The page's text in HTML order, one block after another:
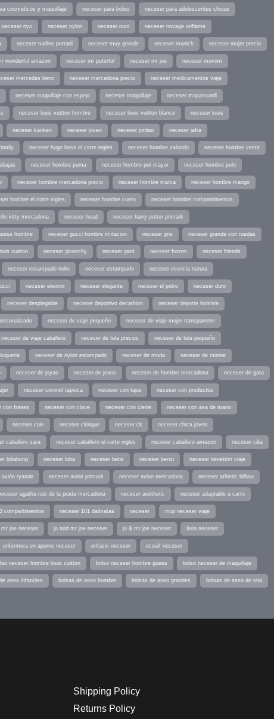
cosmeticos y maquillaje neceser para bolso neceser para adolescentes chicos
neceser nyx neceser nylon neceser nuni neceser novage oriflame
neceser nadine portatil neceser muy grande neceser munich neceser mujer precio
wonderful amazon neceser mr puterful neceser mr joe neceser movom
mercedes benz neceser mercadona precio neceser medicamentos viaje
neceser maquillaje con espejo neceser maquillaje neceser mapamundi
neceser louis vuitton hombre neceser louis vuitton blanco neceser louis
neceser kanken neceser joven neceser jordan neceser jafra
neceser hugo boss el corte ingles neceser hombre zalando neceser hombre vestir
neceser hombre puma neceser hombre por mayor neceser hombre polo
neceser hombre mercadona precio neceser hombre marca neceser hombre mango
hombre el corte ingles neceser hombre cuero neceser hombre compartimentos
kitty mercadona neceser head neceser harry potter primark
hombre neceser gucci hombre imitacion neceser gris neceser grande con ruedas
vuitton neceser givenchy neceser gant neceser frozen neceser friends
neceser estampado indio neceser estampado neceser esencia natura
neceser eleonor neceser elegante neceser el potro neceser duro
neceser desplegable neceser deportivo decathlon neceser deporte hombre
neceser de viaje pequeño neceser de viaje mujer transparente
neceser de viaje caballero neceser de tela precios neceser de tela pequeño
neceser de nylon estampado neceser de moda neceser de minnie
neceser de joyas neceser de jeans neceser de hombre mercadona neceser de gato
neceser coronel tapioca neceser con tapa neceser con productos
con frases neceser con clave neceser con cierre neceser con asa de mano
neceser cole neceser clinique neceser ck neceser chica joven
caballero zara neceser caballero el corte ingles neceser caballero amazon neceser c&a
billabong neceser biba neceser betis neceser benzi neceser benetton viaje
avión ryanair neceser avion primark neceser avion mercadona neceser athletic bilbao
agatha ruiz de la prada mercadona neceser aesthetic neceser adaptable a carro
compartimentos neceser 101 dalmatas neceser muji neceser viaje
mr joe neceser jo and mr joe neceser jo & mr joe neceser ikea neceser
enfermera en apuros neceser enfasis neceser ecoalf neceser
neceser hombre louis vuitton bolso neceser hombre guess bolso neceser de maquillaje
aseo infantiles bolsas de aseo hombre bolsas de aseo grandes bolsas de aseo de tela
Shipping Policy
Returns Policy